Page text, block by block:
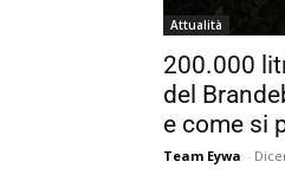
Attualità
200.000
del
e come si
Team Eywa -